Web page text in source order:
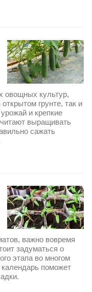
овощных культур,
грунте, так и
и крепкие
выращивать
сажать
важно вовремя
задуматься о
этапа во многом
календарь поможет